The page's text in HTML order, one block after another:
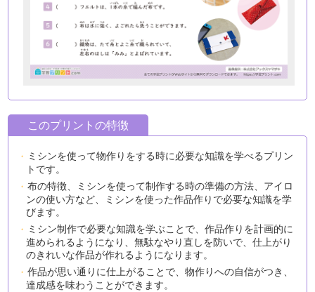
このプリントの特徴
ミシンを使って物作りをする時に必要な知識を学べるプリン
トです。
布の特徴、ミシンを使って制作する時の準備の方法、アイロ
ンの使い方など、ミシンを使った作品作りで必要な知識を学
びます。
ミシン制作で必要な知識を学ぶことで、作品作りを計画的に
進められるようになり、無駄なやり直しを防いで、仕上がり
のきれいな作品が作れるようになります。
作品が思い通りに仕上がることで、物作りへの自信がつき、
達成感を味わうことができます。